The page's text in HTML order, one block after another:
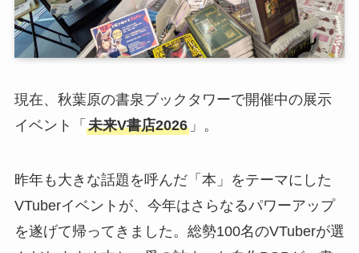
現在、秋葉原の書泉ブックタワーで開催中の展示
イベント「 未来V書店2026」。
昨年も大きな話題を呼んだ「本」をテーマにした
VTuberイベントが、今年はさらなるパワーアップ
を遂げて帰ってきました。総勢100名のVTuberが選